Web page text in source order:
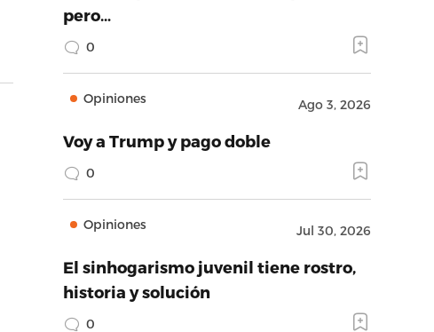
pero…
0
Opiniones Ago 3, 2026
Voy a Trump y pago doble
0
Opiniones Jul 30, 2026
El sinhogarismo juvenil tiene rostro,
historia y solución
0